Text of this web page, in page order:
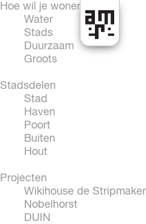
H
e
Hoe wil je wonen?
Water
Stads
Duurzaam
Groots
Stadsdelen
Stad
Haven
Poort
Buiten
Hout
Projecten
Wikihouse de Stripmaker
Nobelhorst
DUIN